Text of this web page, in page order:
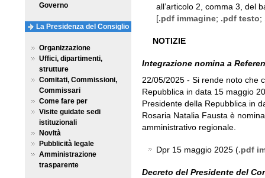
all’articolo 2, comma 3, del
[.pdf immagine; .pdf testo;
NOTIZIE
Integrazione nomina a
22/05/2025 - Si rende noto che
Repubblica in data 15 maggio
Presidente della Repubblica in
Rosaria Natalia Fausta è
amministrativo regionale.
Dpr 15 maggio 2025 (.pdf
Decreto del Presidente del
Governo
La Presidenza del Consiglio
Organizzazione
Uffici, dipartimenti,
strutture
Comitati, Commissioni,
Commissari
Come fare per
Visite guidate sedi
istituzionali
Novità
Pubblicità legale
Amministrazione
trasparente